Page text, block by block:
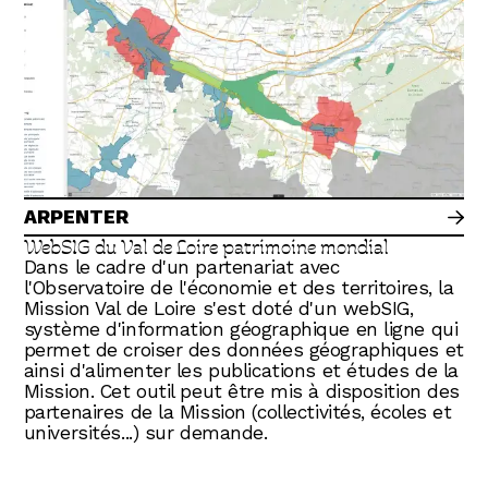
ARPENTER
WebSIG du Val de Loire patrimoine mondial
Dans le cadre d'un partenariat avec
l'Observatoire de l'économie et des territoires, la
Mission Val de Loire s'est doté d'un webSIG,
système d'information géographique en ligne qui
permet de croiser des données géographiques et
ainsi d'alimenter les publications et études de la
Mission. Cet outil peut être mis à disposition des
partenaires de la Mission (collectivités, écoles et
universités...) sur demande.